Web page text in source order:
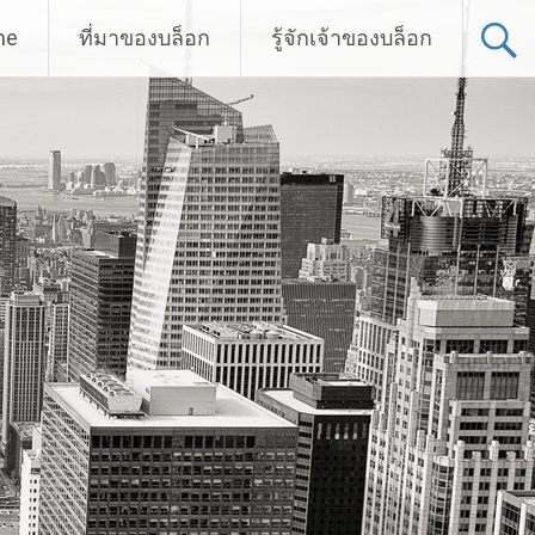
ที่มาของบล็อก รู้จักเจ้าของบล็อก